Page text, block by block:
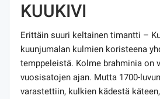
KUUKIVI
Erittäin suuri keltainen timantti –
kuunjumalan kulmien koristeena
temppeleistä. Kolme brahminia on
vuosisatojen ajan. Mutta 1700-
varastettiin, kulkien kädestä